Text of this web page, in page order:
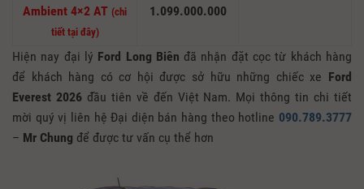
Ambient 4×2 AT (chi
tiết tại đây)
1.099.000.000
Hiện nay đại lý Ford Long Biên đã nhận đặt cọc từ khách hàng
để khách hàng có cơ hội được sở hữu những chiếc xe Ford
Everest 2026đầu tiên về đến Việt Nam. Mọi thông tin chi tiết
mời quý vị liên hệ Đại diện bán hàng theo hotline 090.789.3777
– Mr Chung để được tư vấn cụ thể hơn